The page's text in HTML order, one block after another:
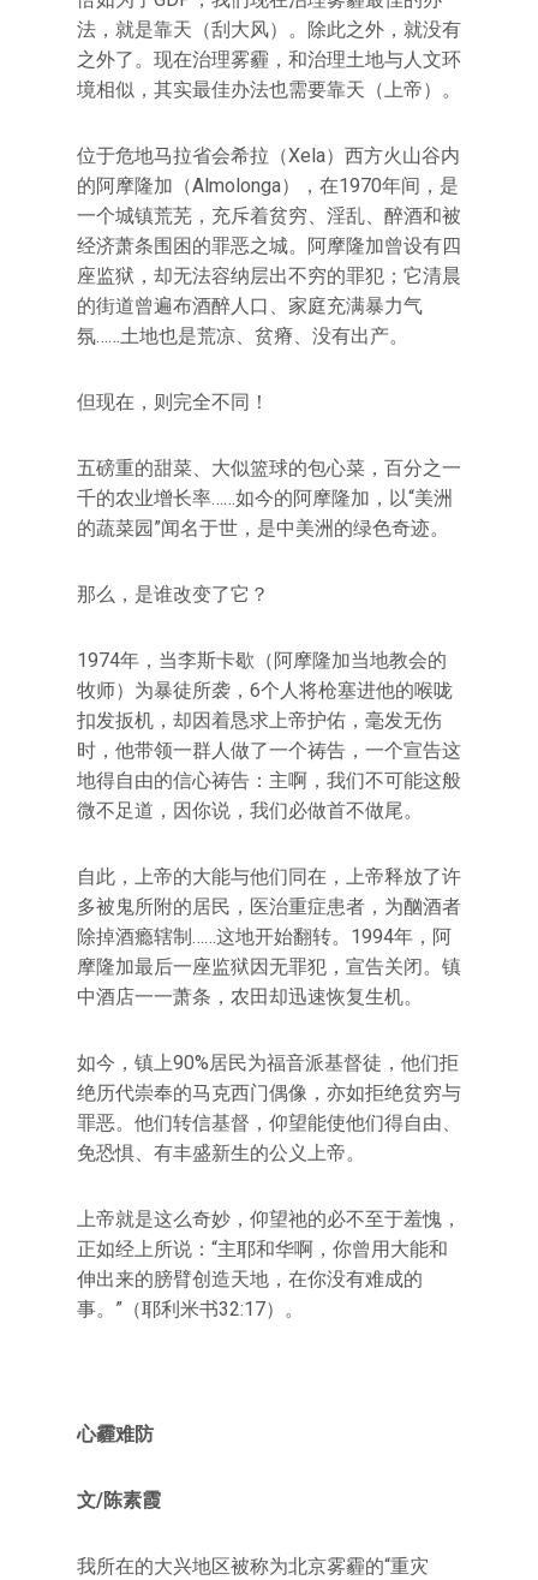
法，就是靠天（刮大风）。除此之外，就没有
之外了。现在治理雾霾，和治理土地与人文环
境相似，其实最佳办法也需要靠天（上帝）。
位于危地马拉省会希拉（Xela）西方火山谷内
的阿摩隆加（Almolonga），在1970年间，是
一个城镇荒芜，充斥着贫穷、淫乱、醉酒和被
经济萧条围困的罪恶之城。阿摩隆加曾设有四
座监狱，却无法容纳层出不穷的罪犯；它清晨
的街道曾遍布酒醉人口、家庭充满暴力气
氛……土地也是荒凉、贫瘠、没有出产。
但现在，则完全不同！
五磅重的甜菜、大似篮球的包心菜，百分之一
千的农业增长率……如今的阿摩隆加，以“美洲
的蔬菜园”闻名于世，是中美洲的绿色奇迹。
那么，是谁改变了它？
1974年，当李斯卡歇（阿摩隆加当地教会的
牧师）为暴徒所袭，6个人将枪塞进他的喉咙
扣发扳机，却因着恳求上帝护佑，毫发无伤
时，他带领一群人做了一个祷告，一个宣告这
地得自由的信心祷告：主啊，我们不可能这般
微不足道，因你说，我们必做首不做尾。
自此，上帝的大能与他们同在，上帝释放了许
多被鬼所附的居民，医治重症患者，为酗酒者
除掉酒瘾辖制……这地开始翻转。1994年，阿
摩隆加最后一座监狱因无罪犯，宣告关闭。镇
中酒店一一萧条，农田却迅速恢复生机。
如今，镇上90%居民为福音派基督徒，他们拒
绝历代崇奉的马克西门偶像，亦如拒绝贫穷与
罪恶。他们转信基督，仰望能使他们得自由、
免恐惧、有丰盛新生的公义上帝。
上帝就是这么奇妙，仰望祂的必不至于羞愧，
正如经上所说：“主耶和华啊，你曾用大能和
伸出来的膀臂创造天地，在你没有难成的
事。”（耶利米书32:17）。
心霾难防
文/陈素霞
我所在的大兴地区被称为北京雾霾的“重灾